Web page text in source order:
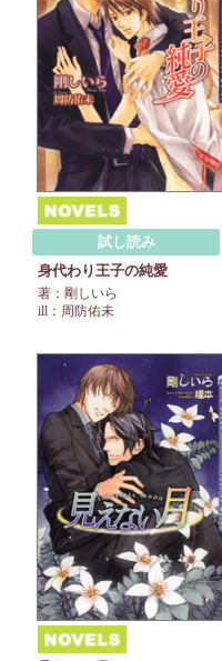
試し読み
身代わり王子の純愛
著：剛しいら
ill：周防佑未